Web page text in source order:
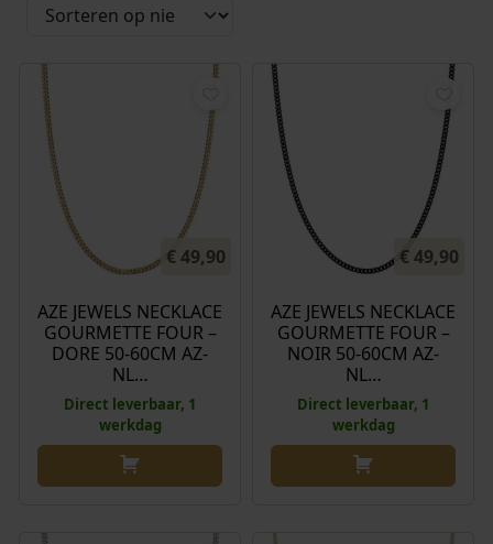
€49,90
AZE JEWELS NECKLACE
GOURMETTE FOUR –
DORE 50-60CM AZ-
NL…
Direct leverbaar, 1
werkdag
€49,90
AZE JEWELS NECKLACE
GOURMETTE FOUR –
NOIR 50-60CM AZ-
NL…
Direct leverbaar, 1
werkdag